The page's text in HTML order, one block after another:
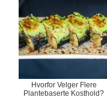
Hvorfor Velger Flere
Plantebaserte Kosthold?